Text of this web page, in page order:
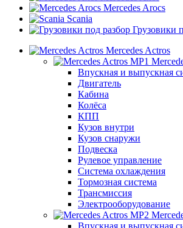
Mercedes Arocs
Scania
Грузовики
Mercedes Actros
Впускная и выпускная
Двигатель
Кабина
Колёса
КПП
Кузов внутри
Кузов снаружи
Подвеска
Рулевое управление
Система охлаждения
Тормозная система
Трансмиссия
Электрооборудование
Впускная и выпускная